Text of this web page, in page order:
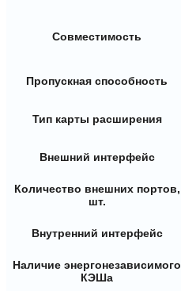
Совместимость
Пропускная способность
Тип карты расширения
Внешний интерфейс
Количество внешних портов,
шт.
Внутренний интерфейс
Наличие энергонезависимого
КЭШа